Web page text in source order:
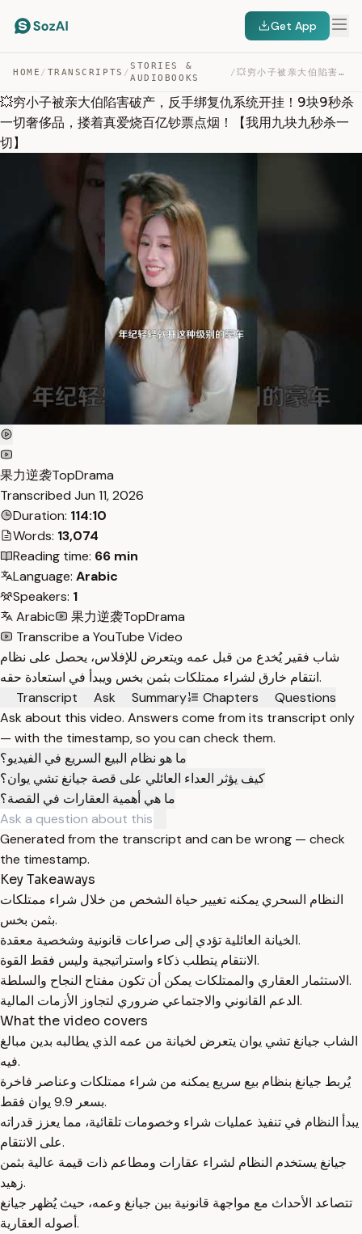
Get App
HOME / TRANSCRIPTS /
STORIES &
AUDIOBOOKS
/ 💥穷小子被亲大伯陷害破产，反手绑复仇系统开挂！9块9秒杀一切奢侈品，搂着真爱烧百亿钞票点烟！【我用九块九秒杀一切】 — TRANSCRIPT
💥穷小子被亲大伯陷害破产，反手绑复仇系统开挂！9块9秒杀
一切奢侈品，搂着真爱烧百亿钞票点烟！【我用九块九秒杀一
切】
果力逆袭TopDrama
Transcribed Jun 11, 2026
Duration: 114:10
Words: 13,074
Reading time: 66 min
Language: Arabic
Speakers: 1
Arabic
果力逆袭TopDrama
Transcribe a YouTube Video
شاب فقير يُخدع من قبل عمه ويتعرض للإفلاس، يحصل على نظام
انتقام خارق لشراء ممتلكات بثمن بخس ويبدأ في استعادة حقه.
Transcript
Ask Summary Chapters
Questions
Ask about this video. Answers come from its transcript only
— with the timestamp, so you can check them.
ما هو نظام البيع السريع في الفيديو؟
كيف يؤثر العداء العائلي على قصة جيانغ تشي يوان؟
ما هي أهمية العقارات في القصة؟
Generated from the transcript and can be wrong — check
the timestamp.
Key Takeaways
النظام السحري يمكنه تغيير حياة الشخص من خلال شراء ممتلكات
بثمن بخس.
الخيانة العائلية تؤدي إلى صراعات قانونية وشخصية معقدة.
الانتقام يتطلب ذكاء واستراتيجية وليس فقط القوة.
الاستثمار العقاري والممتلكات يمكن أن تكون مفتاح النجاح والسلطة.
الدعم القانوني والاجتماعي ضروري لتجاوز الأزمات المالية.
What the video covers
الشاب جيانغ تشي يوان يتعرض لخيانة من عمه الذي يطالبه بدين مبالغ
فيه.
يُربط جيانغ بنظام بيع سريع يمكنه من شراء ممتلكات وعناصر فاخرة
بسعر 9.9 يوان فقط.
يبدأ النظام في تنفيذ عمليات شراء وخصومات تلقائية، مما يعزز قدراته
على الانتقام.
جيانغ يستخدم النظام لشراء عقارات ومطاعم ذات قيمة عالية بثمن
زهيد.
تتصاعد الأحداث مع مواجهة قانونية بين جيانغ وعمه، حيث يُظهر جيانغ
أصوله العقارية.